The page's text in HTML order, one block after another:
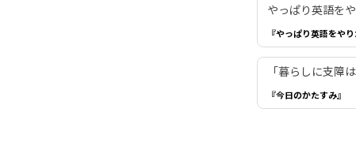
やっぱり英語を
『やっぱり英語をやり
「暮らしに支障
『今日のかたすみ』